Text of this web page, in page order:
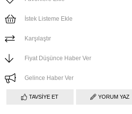
İstek Listeme Ekle
Karşılaştır
Fiyat Düşünce Haber Ver
Gelince Haber Ver
TAVSIYE ET YORUM YAZ